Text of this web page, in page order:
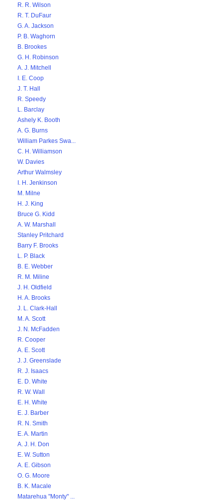
R. R. Wilson
R. T. DuFaur
G. A. Jackson
P. B. Waghorn
B. Brookes
G. H. Robinson
A. J. Mitchell
I. E. Coop
J. T. Hall
R. Speedy
L. Barclay
Ashely K. Booth
A. G. Burns
William Parkes Swa...
C. H. Williamson
W. Davies
Arthur Walmsley
I. H. Jenkinson
M. Milne
H. J. King
Bruce G. Kidd
A. W. Marshall
Stanley Pritchard
Barry F. Brooks
L. P. Black
B. E. Webber
R. M. Miline
J. H. Oldfield
H. A. Brooks
J. L. Clark-Hall
M. A. Scott
J. N. McFadden
R. Cooper
A. E. Scott
J. J. Greenslade
R. J. Isaacs
E. D. White
R. W. Wall
E. H. White
E. J. Barber
R. N. Smith
E. A. Martin
A. J. H. Don
E. W. Sutton
A. E. Gibson
O. G. Moore
B. K. Macale
Matarehua "Monty" ...